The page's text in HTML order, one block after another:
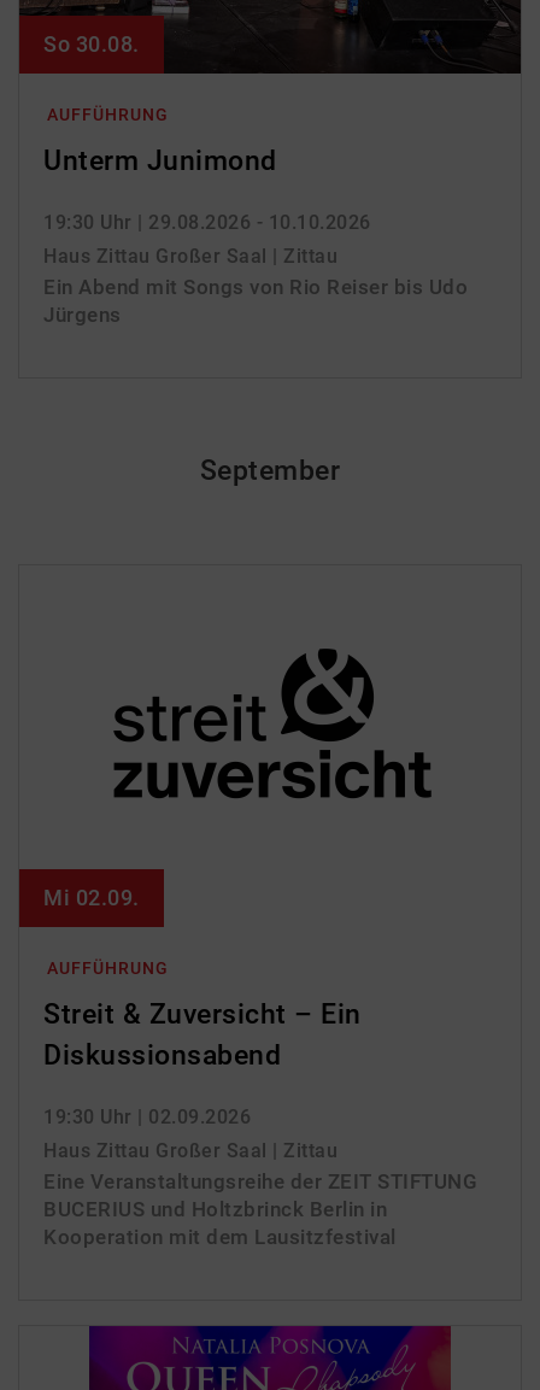
AUFFÜHRUNG
Unterm Junimond
19:30 Uhr | 29.08.2026 - 10.10.2026
Haus Zittau Großer Saal | Zittau
Ein Abend mit Songs von Rio Reiser bis Udo
Jürgens
So 30.08.
September
AUFFÜHRUNG
Streit & Zuversicht – Ein
Diskussionsabend
19:30 Uhr | 02.09.2026
Haus Zittau Großer Saal | Zittau
Eine Veranstaltungsreihe der ZEIT STIFTUNG
BUCERIUS und Holtzbrinck Berlin in
Kooperation mit dem Lausitzfestival
Mi 02.09.